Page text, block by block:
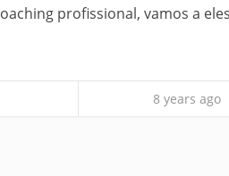
profissional, vamos a
8 years ago